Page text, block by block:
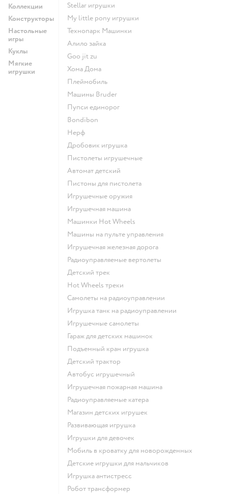
Коллекции
Конструкторы
Настольные
игры
Куклы
Мягкие
игрушки
Stellar игрушки
my little pony игрушки
Технопарк Машинки
Алило зайка
Goo jit zu
Хома Дома
Плеймобиль
Машины Bruder
Пупси единорог
Bondibon
Нерф
Дробовик игрушка
Пистолеты игрушечные
Автомат детский
Пистоны для пистолета
Игрушечные оружия
Игрушечная машина
Машинки Hot Wheels
Машины на пульте управления
Игрушечная железная дорога
Радиоуправляемые вертолеты
Детский трек
Hot Wheels треки
Самолеты на радиоуправлении
Игрушка танк на радиоуправлении
Игрушечные самолеты
Гараж для детских машинок
Подъемный кран игрушка
Детский трактор
Автобус игрушечный
Игрушечная пожарная машина
Радиоуправляемые катера
Магазин детских игрушек
Развивающая игрушка
Игрушки для девочек
Мобиль в кроватку для новорожденных
Детские игрушки для мальчиков
Игрушка антистресс
Робот трансформер